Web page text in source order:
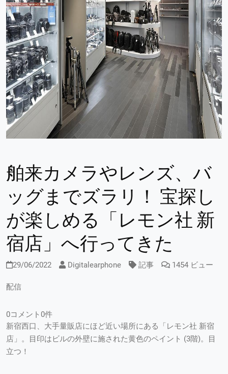
舶来カメラやレンズ、バ
ッグまでズラリ！ 宝探し
が楽しめる「レモン社 新
宿店」へ行ってきた
29/06/2022 Digitalearphone 記事 1454 ビュー
配信
0コメント0件
新宿西口、大手量販店にほど近い場所にある「レモン社 新宿
店」。目印はビルの外壁に施された黄色のペイント (3階)。目
立つ！